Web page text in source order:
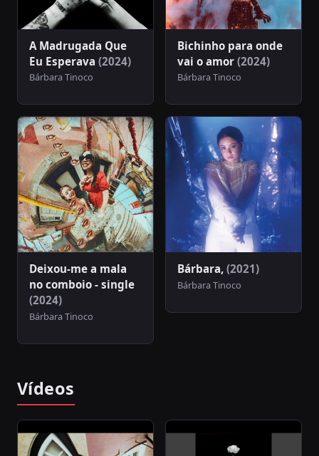
A Madrugada Que
Eu Esperava (2024)
Bárbara Tinoco
Bichinho para onde
vai o amor (2024)
Bárbara Tinoco
Deixou-me a mala
no comboio - single
(2024)
Bárbara Tinoco
Bárbara, (2021)
Bárbara Tinoco
Vídeos